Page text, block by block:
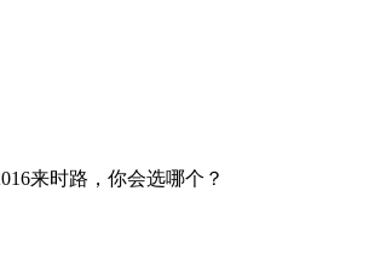
来时路，你会选哪个？